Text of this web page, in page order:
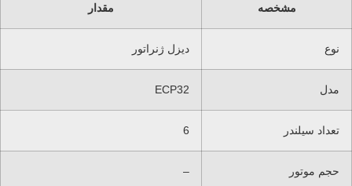
مشخصه مقدار
نوع دیزل ژنراتور
مدل ECP32
تعداد سیلندر 6
حجم موتور –